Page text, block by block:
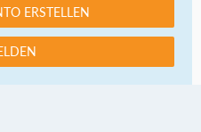
ERSTELLEN